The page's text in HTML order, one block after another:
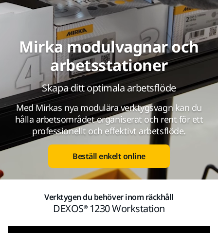
Mirka modulvagnar och
arbetsstationer
Skapa ditt optimala arbetsflöde
Med Mirkas nya modulära verktygsvagn kan du
hålla arbetsområdet organiserat och rent för ett
professionellt och effektivt arbetsflöde.
Beställ enkelt online
Verktygen du behöver inom räckhåll
DEXOS® 1230 Workstation